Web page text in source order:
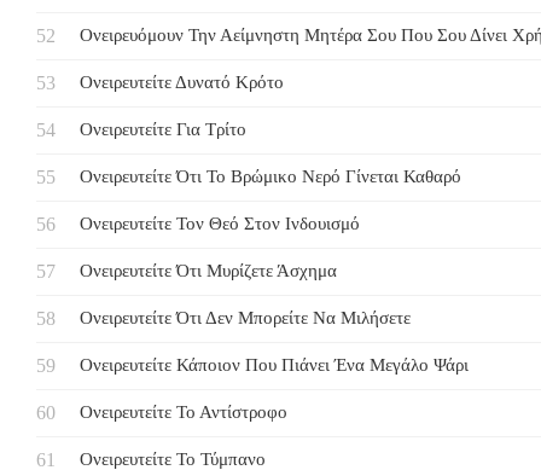
Ονειρευόμουν Την Αείμνηστη Μητέρα Σου Που Σου Δίνει
Ονειρευτείτε Δυνατό Κρότο
Ονειρευτείτε Για Τρίτο
Ονειρευτείτε Ότι Το Βρώμικο Νερό Γίνεται Καθαρό
Ονειρευτείτε Τον Θεό Στον Ινδουισμό
Ονειρευτείτε Ότι Μυρίζετε Άσχημα
Ονειρευτείτε Ότι Δεν Μπορείτε Να Μιλήσετε
Ονειρευτείτε Κάποιον Που Πιάνει Ένα Μεγάλο Ψάρι
Ονειρευτείτε Το Αντίστροφο
Ονειρευτείτε Το Τύμπανο